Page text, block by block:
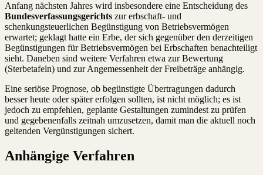
Anfang nächsten Jahres wird insbesondere eine Entscheidung des
Bundesverfassungsgerichts zur erbschaft- und
schenkungsteuerlichen Begünstigung von Betriebsvermögen
erwartet; geklagt hatte ein Erbe, der sich gegenüber den derzeitigen
Begünstigungen für Betriebsvermögen bei Erbschaften benachteiligt
sieht. Daneben sind weitere Verfahren etwa zur Bewertung
(Sterbetafeln) und zur Angemessenheit der Freibeträge anhängig.
Eine seriöse Prognose, ob begünstigte Übertragungen dadurch
besser heute oder später erfolgen sollten, ist nicht möglich; es ist
jedoch zu empfehlen, geplante Gestaltungen zumindest zu prüfen
und gegebenenfalls zeitnah umzusetzen, damit man die aktuell noch
geltenden Vergünstigungen sichert.
Anhängige Verfahren